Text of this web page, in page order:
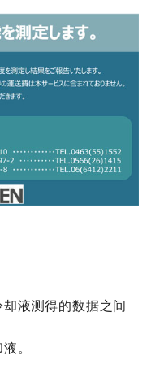
液测得的数据之间
。